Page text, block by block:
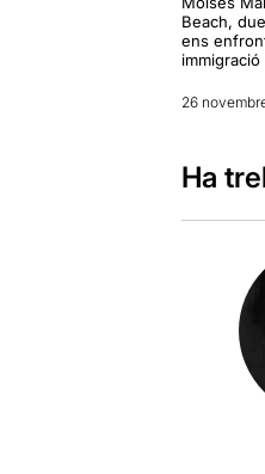
Beach,
ens
26
Ha